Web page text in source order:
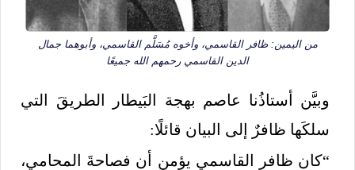
من اليمين: ظافر القاسمي، وأخوه مُسَلَّم القاسمي، وأبوهما جمال
الدين القاسمي رحمهم الله جميعًا
وبيَّن أستاذُنا عاصم بهجة البَيطار الطريقَ التي
سلكَها ظافرٌ إلى البيان قائلًا:
“كان ظافر القاسمي يؤمن أن فصاحةَ المحامي،